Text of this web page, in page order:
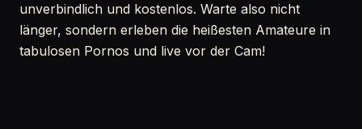
unverbindlich und kostenlos. Warte also nicht
länger, sondern erleben die heißesten Amateure in
tabulosen Pornos und live vor der Cam!